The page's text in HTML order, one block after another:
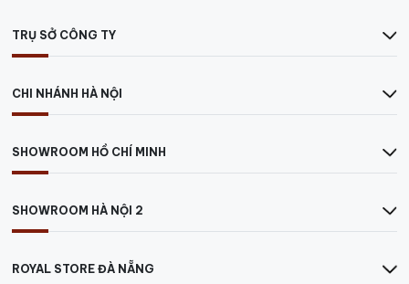
Catalogue hộp quà tết 2026
QT25.1
rượu vang 2026 QT25.1 không chỉ là món
sắc về sự may mắn, thịnh vượng và hạnh phúc trong
năm mới. Với sự kết hợp của rượu vang hảo hạng và
kết tình cảm giữa người tặng và người nhận. Đây chính
TRỤ SỞ CÔNG TY
CHI NHÁNH HÀ NỘI
SHOWROOM HỒ CHÍ MINH
SHOWROOM HÀ NỘI 2
ROYAL STORE ĐÀ NẴNG